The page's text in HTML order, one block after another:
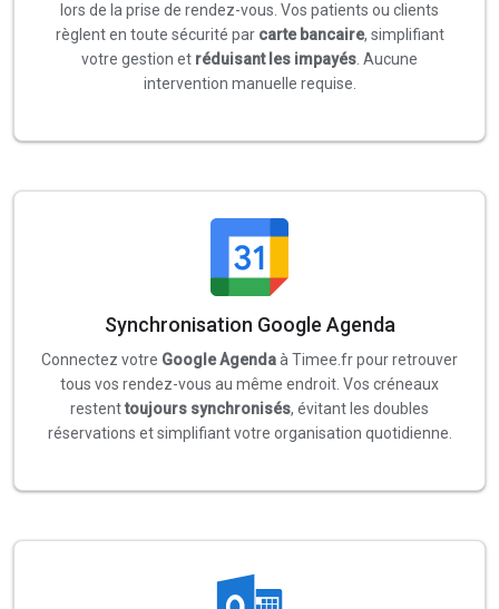
lors de la prise de rendez-vous. Vos patients ou clients
règlent en toute sécurité par carte bancaire, simplifiant
votre gestion et réduisant les impayés. Aucune
intervention manuelle requise.
Synchronisation Google Agenda
Connectez votre Google Agendaà Timee.fr pour retrouver
tous vos rendez-vous au même endroit. Vos créneaux
restenttoujours synchronisés, évitant les doubles
réservations et simplifiant votre organisation quotidienne.